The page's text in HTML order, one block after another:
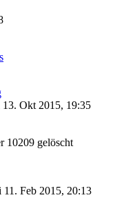
Okt 2015, 19:35
10209 gelöscht
11. Feb 2015, 20:13